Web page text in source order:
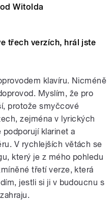
Witolda
třech verzích, hrál jste
klavíru. Nicméně
Myslím, že pro
protože smyčcové
zejména v lyrických
podporují klarinet a
V rychlejších větách se
který je z mého pohledu
třetí verze, která
jestli si ji v budoucnu s